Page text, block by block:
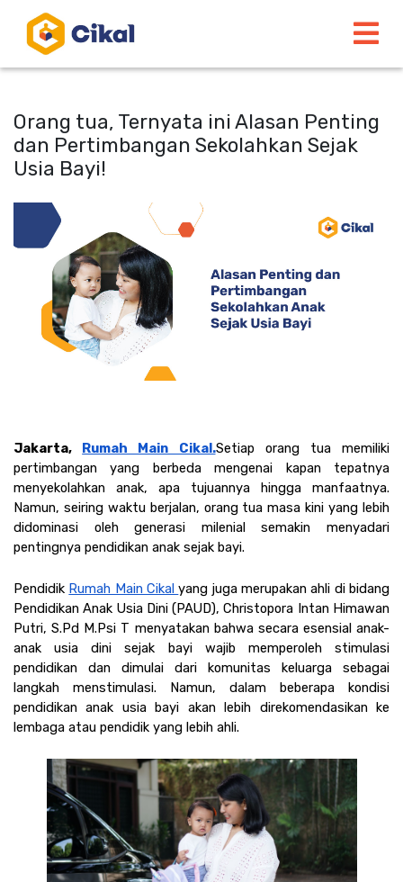
Orang tua, Ternyata ini Alasan Penting
dan Pertimbangan Sekolahkan Sejak
Usia Bayi!
Jakarta, Rumah Main Cikal.Setiap orang tua memiliki
pertimbangan yang berbeda mengenai kapan tepatnya
menyekolahkan anak, apa tujuannya hingga manfaatnya.
Namun, seiring waktu berjalan, orang tua masa kini yang lebih
didominasi oleh generasi milenial semakin menyadari
pentingnya pendidikan anak sejak bayi.
Pendidik Rumah Main Cikal yang juga merupakan ahli di bidang
Pendidikan Anak Usia Dini (PAUD), Christopora Intan Himawan
Putri, S.Pd M.Psi T menyatakan bahwa secara esensial anak-
anak usia dini sejak bayi wajib memperoleh stimulasi
pendidikan dan dimulai dari komunitas keluarga sebagai
langkah menstimulasi. Namun, dalam beberapa kondisi
pendidikan anak usia bayi akan lebih direkomendasikan ke
lembaga atau pendidik yang lebih ahli.